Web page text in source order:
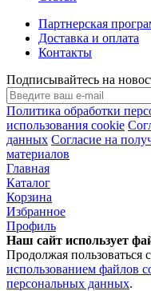
Партнерская
Доставка и оплата
Контакты
Подписывайтесь на
Политика обработки
использования cookie
данных Согласие на
материалов
Главная
Каталог
Корзина
Избранное
Профиль
Наш сайт использует
Продолжая пользоваться
использованием файлов
персональных данных.